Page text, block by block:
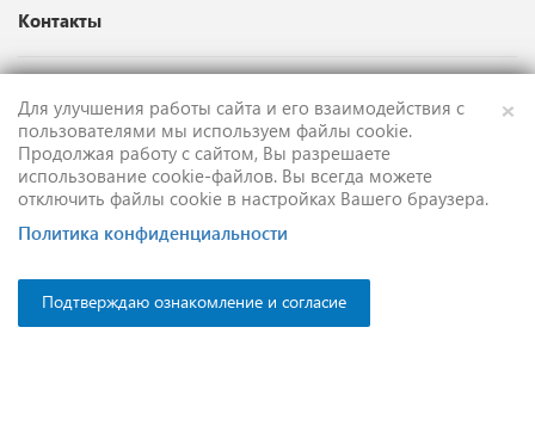
×
Для улучшения работы сайта и его взаимодействия с
пользователями мы используем файлы cookie.
Продолжая работу с сайтом, Вы разрешаете
использование cookie-файлов. Вы всегда можете
отключить файлы cookie в настройках Вашего браузера.
Политика конфиденциальности
Подтверждаю ознакомление и согласие
Контакты
Карта сайта
Техническая поддержка
English version
Противодействие коррупции